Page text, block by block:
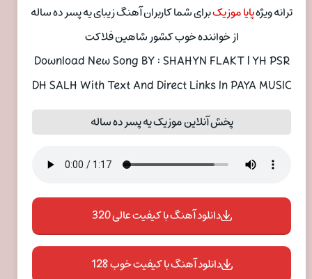
ترانه ویژهپایا موزیکبرای شما کاربران آهنگ زیبای یه پسر ده ساله
از خواننده خوب کشور شاهین فلاکت
Download New Song BY : SHAHYN FLAKT | YH PSR
DH SALH With Text And Direct Links In PAYA MUSIC
پخش آنلاین موزیک یه پسر ده ساله
دانلود آهنگ با کیفیت عالی 320
دانلود آهنگ با کیفیت خوب 128